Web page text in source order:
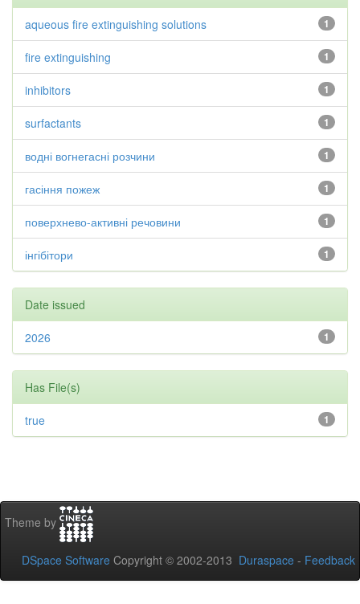
1
aqueous fire extinguishing solutions
1
fire extinguishing
1
inhibitors
1
surfactants
1
водні вогнегасні розчини
1
гасіння пожеж
1
поверхнево-активні речовини
1
інгібітори
Date issued
1
2026
Has File(s)
1
true
Theme by
DSpace Software Copyright © 2002-2013 Duraspace - Feedback